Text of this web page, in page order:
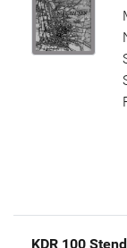
KDR 100